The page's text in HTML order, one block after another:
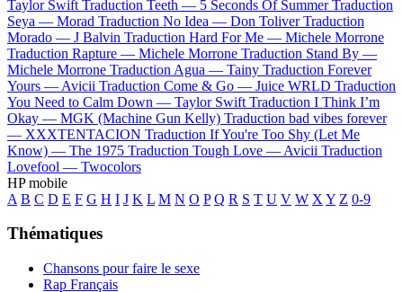
Taylor Swift Traduction Teeth — 5 Seconds Of Summer Traduction
Seya — Morad Traduction No Idea — Don Toliver Traduction
Morado — J Balvin Traduction Hard For Me — Michele Morrone
Traduction Rapture — Michele Morrone Traduction Stand By —
Michele Morrone Traduction Agua — Tainy Traduction Forever
Yours — Avicii Traduction Come & Go — Juice WRLD Traduction
You Need to Calm Down — Taylor Swift Traduction I Think I’m
Okay — MGK (Machine Gun Kelly) Traduction bad vibes forever
— XXXTENTACION Traduction If You're Too Shy (Let Me
Know) — The 1975 Traduction Tough Love — Avicii Traduction
Lovefool — Twocolors
HP mobile
A B C D E F G H I J K L M N O P Q R S T U V W X Y Z 0-9
Thématiques
Chansons pour faire le sexe
Rap Français